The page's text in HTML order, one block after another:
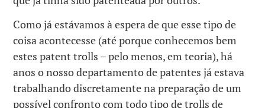
Como já estávamos à espera de que esse tipo de
coisa acontecesse (até porque conhecemos bem
estes patent trolls – pelo menos, em teoria), há
anos o nosso departamento de patentes já estava
trabalhando discretamente na preparação de um
possível confronto com todo tipo de trolls de